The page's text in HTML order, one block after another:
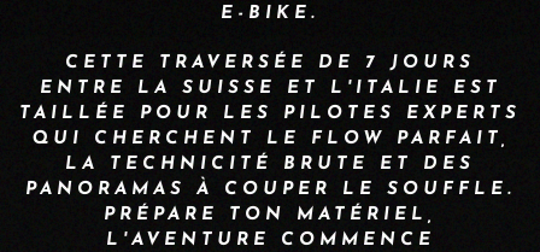
E-BIKE.
CETTE TRAVERSÉE DE 7 JOURS
ENTRE LA SUISSE ET L'ITALIE EST
TAILLÉE POUR LES PILOTES EXPERTS
QUI CHERCHENT LE FLOW PARFAIT,
LA TECHNICITÉ BRUTE ET DES
PANORAMAS À COUPER LE SOUFFLE.
PRÉPARE TON MATÉRIEL,
L'AVENTURE COMMENCE